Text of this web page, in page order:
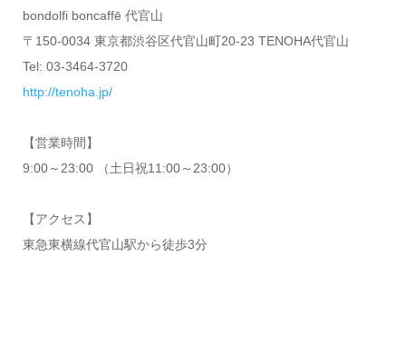
bondolfi boncaffē 代官山
〒150-0034 東京都渋谷区代官山町20-23 TENOHA代官山
Tel: 03-3464-3720
http://tenoha.jp/
【営業時間】
9:00～23:00 （土日祝11:00～23:00）
【アクセス】
東急東横線代官山駅から徒歩3分